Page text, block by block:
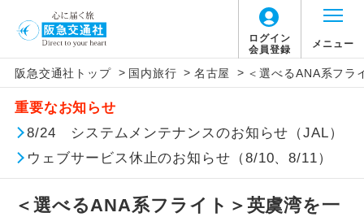
ログイン
会員登録
メニュー
阪急交通社トップ > 国内旅行 > 名古屋 > ＜選べるANA系フ
重要なお知らせ
8/24 システムメンテナンスのお知らせ（JAL）
ウェブサービス休止のお知らせ（8/10、8/11）
＜選べるANA系フライト＞英虞湾を一
アイコン 説明
添乗員同行
往路出発空港（駅）から復路到着空港
（駅）まで同行します。
現地添乗員同
行
現地到着空港（駅）から最終日出発空港
（駅）まで添乗員が同行します。
「価格変動型ツアー」に関するご案内
価格変動型ツアーとは
航空会社が設定する「個人包括旅行運
賃」を利用したツアーです。
お申し込み時期・ご利用便の空席状況に